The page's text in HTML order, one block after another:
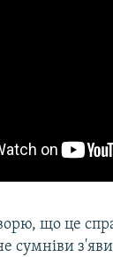
що це
сумніви